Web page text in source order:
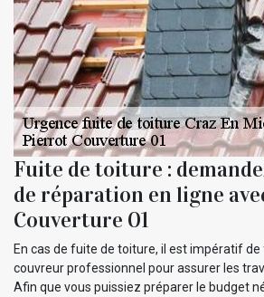
Fuite de toiture :
de réparation en ligne
Couverture 01
En cas de fuite de toiture, il est impératif de
couvreur professionnel pour assurer les
Afin que vous puissiez préparer le budget